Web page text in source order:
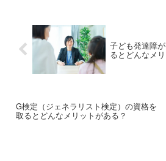
子ども発達障
るとどんなメ
G検定（ジェネラリスト検定）の資格を
取るとどんなメリットがある？